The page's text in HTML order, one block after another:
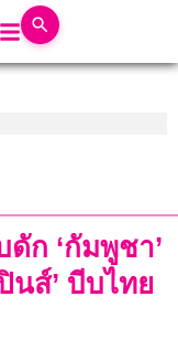
ดัก ‘กัมพูชา’
นส์’ บีบไทย